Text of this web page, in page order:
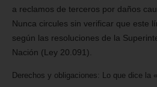
a reclamos de terceros por daños
Nunca circules sin verificar que este
según las resoluciones de la
Nación (Ley 20.091).
Derechos y obligaciones: Lo que dice la